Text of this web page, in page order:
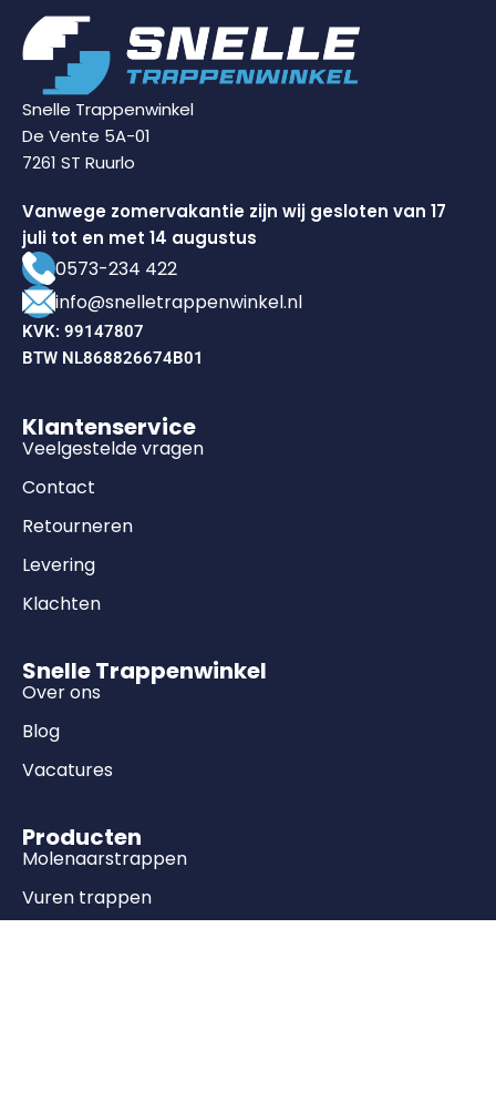
Snelle Trappenwinkel
De Vente 5A-01
7261 ST Ruurlo
Vanwege zomervakantie zijn wij gesloten van 17
juli tot en met 14 augustus
0573-234 422
info@snelletrappenwinkel.nl
KVK: 99147807
BTW NL868826674B01
Klantenservice
Veelgestelde vragen
Contact
Retourneren
Levering
Klachten
Snelle Trappenwinkel
Over ons
Blog
Vacatures
Producten
Molenaarstrappen
Vuren trappen